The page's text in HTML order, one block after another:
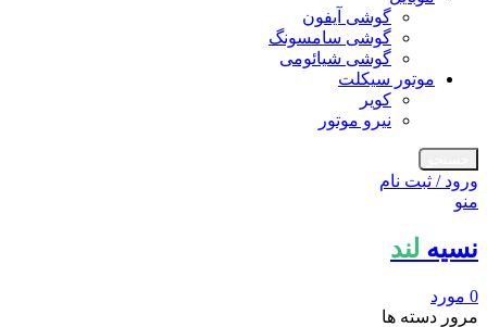
گوشی آیفون
گوشی سامسونگ
گوشی شیائومی
موتور سیکلت
کویر
نیرو موتور
ورود / ثبت نام
منو
نسیه لند
0 مورد
مرور دسته ها